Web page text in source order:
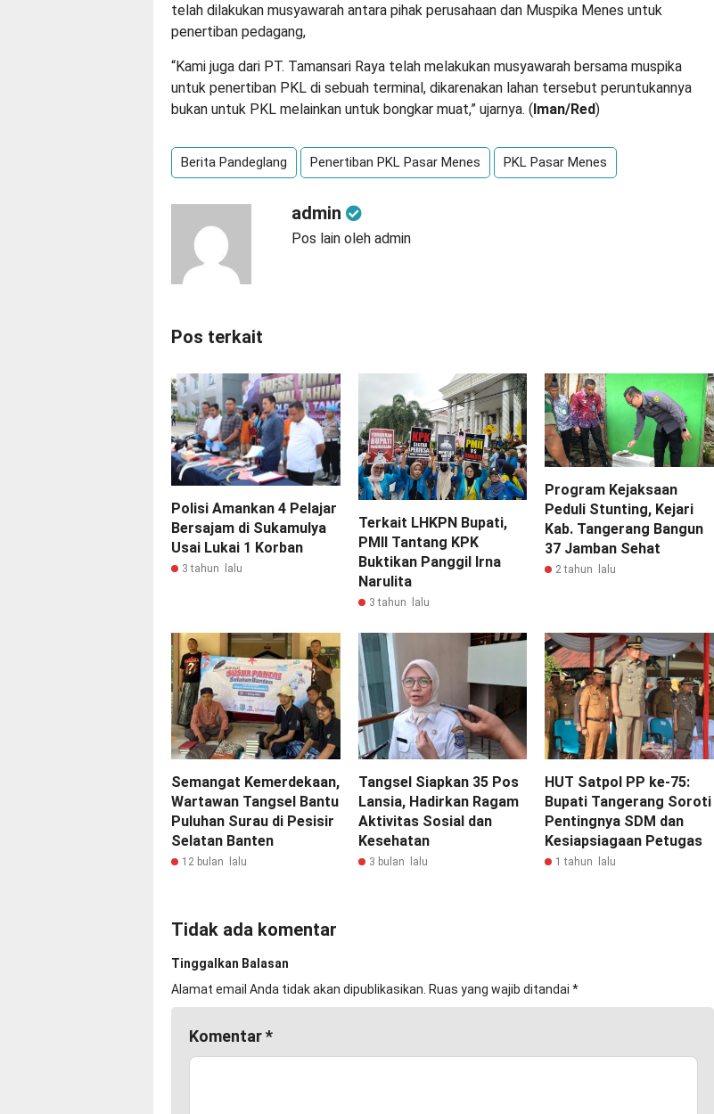
telah dilakukan musyawarah antara pihak perusahaan dan Muspika Menes untuk
penertiban pedagang,
“Kami juga dari PT. Tamansari Raya telah melakukan musyawarah bersama muspika
untuk penertiban PKL di sebuah terminal, dikarenakan lahan tersebut peruntukannya
bukan untuk PKL melainkan untuk bongkar muat,” ujarnya. (Iman/Red)
Berita Pandeglang Penertiban PKL Pasar Menes PKL Pasar Menes
admin
Pos lain oleh admin
Pos terkait
Polisi Amankan 4 Pelajar
Bersajam di Sukamulya
Usai Lukai 1 Korban
3 tahun lalu
Terkait LHKPN Bupati,
PMII Tantang KPK
Buktikan Panggil Irna
Narulita
3 tahun lalu
Program Kejaksaan
Peduli Stunting, Kejari
Kab. Tangerang Bangun
37 Jamban Sehat
2 tahun lalu
Semangat Kemerdekaan,
Wartawan Tangsel Bantu
Puluhan Surau di Pesisir
Selatan Banten
12 bulan lalu
Tangsel Siapkan 35 Pos
Lansia, Hadirkan Ragam
Aktivitas Sosial dan
Kesehatan
3 bulan lalu
HUT Satpol PP ke-75:
Bupati Tangerang Soroti
Pentingnya SDM dan
Kesiapsiagaan Petugas
1 tahun lalu
Tidak ada komentar
Tinggalkan Balasan
Alamat email Anda tidak akan dipublikasikan. Ruas yang wajib ditandai *
Komentar*